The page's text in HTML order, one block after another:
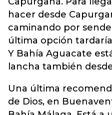
hacer desde
caminando por
última opción
Y Bahía Aguacate
lancha también
Una última
de Dios, en